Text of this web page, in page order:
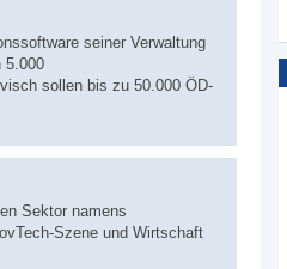
seiner Verwaltung
5.000
sollen bis zu 50.000 ÖD-
Sektor namens
Szene und Wirtschaft